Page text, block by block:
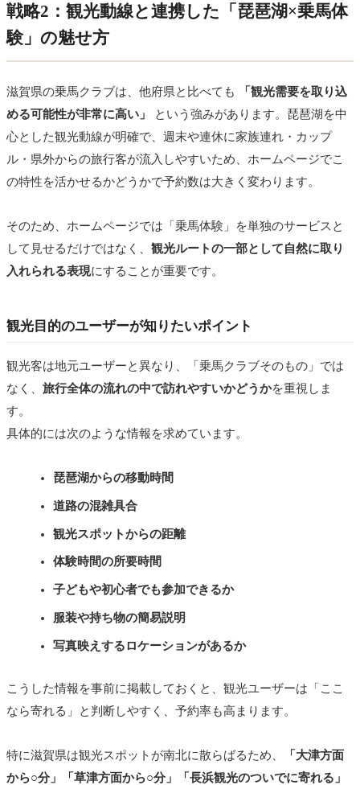
戦略2：観光動線と連携した「琵琶湖×乗馬体
験」の魅せ方
滋賀県の乗馬クラブは、他府県と比べても
「観光需要を取り込
める可能性が非常に高い」
という強みがあります。琵琶湖を中
心とした観光動線が明確で、週末や連休に家族連れ・カップ
ル・県外からの旅行客が流入しやすいため、ホームページでこ
の特性を活かせるかどうかで予約数は大きく変わります。
そのため、ホームページでは「乗馬体験」を単独のサービスと
して見せるだけではなく、 観光ルートの一部として自然に取り
入れられる表現にすることが重要です。
観光目的のユーザーが知りたいポイント
観光客は地元ユーザーと異なり、「乗馬クラブそのもの」では
なく、 旅行全体の流れの中で訪れやすいかどうかを重視しま
す。
具体的には次のような情報を求めています。
琵琶湖からの移動時間
道路の混雑具合
観光スポットからの距離
体験時間の所要時間
子どもや初心者でも参加できるか
服装や持ち物の簡易説明
写真映えするロケーションがあるか
こうした情報を事前に掲載しておくと、観光ユーザーは「ここ
なら寄れる」と判断しやすく、予約率も高まります。
特に滋賀県は観光スポットが南北に散らばるため、
「大津方面
から○分」「草津方面から○分」「長浜観光のついでに寄れる」